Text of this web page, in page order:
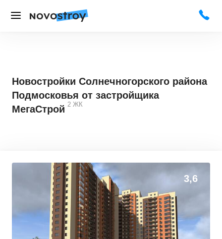
Новостройки Солнечногорского района
Подмосковья от застройщика
МегаСтрой 2 ЖК
3,6